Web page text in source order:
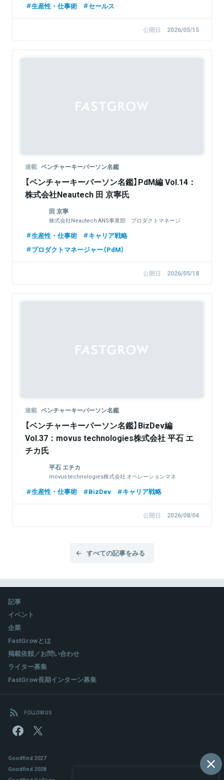
生産性・仕事術 セールス
公開日 2026/05/15
連載 ベンチャーキーパーソン名鑑
【ベンチャーキーパーソン名鑑】PdM編 Vol.14：
株式会社Neautech 田 京寧氏
田 京寧
株式会社Neautech ANS事業部 プロダクトマネージ
生産性・仕事術
キャリア戦略
プロダクトマネージャー（PdM）
公開日 2026/05/18
連載 ベンチャーキーパーソン名鑑
【ベンチャーキーパーソン名鑑】BizDev編
Vol.37：movus technologies株式会社 平石 エ
チカ氏
平石 エチカ
movus technologies株式会社 オペレーションマネ
生産性・仕事術 BizDev キャリア戦略
公開日 2026/08/04
すべての記事をみる
記事
イベント
企業
FastGrowとは
掲載依頼／お問い合わせ
ライター募集
FastGrow長期インターン募集
FOLLOW US
Goodfind 2027
Goodfind 2028